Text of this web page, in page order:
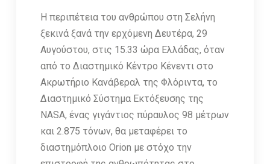
Η περιπέτεια του ανθρώπου στη Σελήνη
ξεκινά ξανά την ερχόμενη Δευτέρα, 29
Αυγούστου, στις 15.33 ώρα Ελλάδας, όταν
από το Διαστημικό Κέντρο Κένεντι στο
Ακρωτήριο Κανάβεραλ της Φλόριντα, το
Διαστημικό Σύστημα Εκτόξευσης της
NASA, ένας γιγάντιος πύραυλος 98 μέτρων
και 2.875 τόνων, θα μεταφέρει το
διαστημόπλοιο Orion με στόχο την